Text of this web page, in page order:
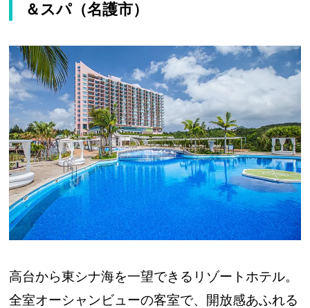
＆スパ（名護市）
高台から東シナ海を一望できるリゾートホテル。
全室オーシャンビューの客室で、開放感あふれる